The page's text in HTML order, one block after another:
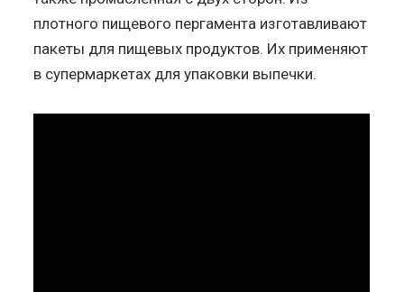
плотного пищевого пергамента изготавливают
пакеты для пищевых продуктов. Их применяют
в супермаркетах для упаковки выпечки.